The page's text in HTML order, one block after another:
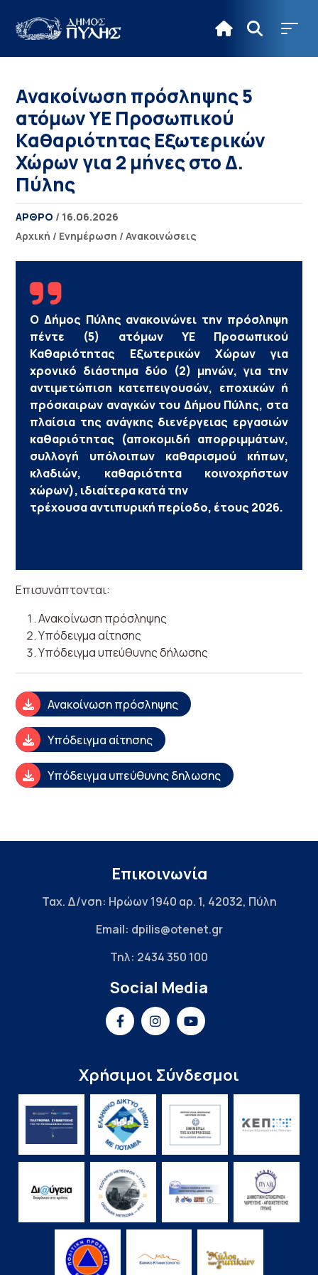
Ανακοίνωση πρόσληψης 5
ατόμων ΥΕ Προσωπικού
Καθαριότητας Εξωτερικών
Χώρων για 2 μήνες στο Δ.
Πύλης
ΑΡΘΡΟ / 16.06.2026
Αρχική / Ενημέρωση /Ανακοινώσεις
Ο Δήμος Πύλης ανακοινώνει την πρόσληψη
πέντε (5) ατόμων ΥΕ Προσωπικού
Καθαριότητας Εξωτερικών Χώρων για
χρονικό διάστημα δύο (2) μηνών, για την
αντιμετώπιση κατεπειγουσών, εποχικών ή
πρόσκαιρων αναγκών του Δήμου Πύλης, στα
πλαίσια της ανάγκης διενέργειας εργασιών
καθαριότητας (αποκομιδή απορριμμάτων,
συλλογή υπόλοιπων καθαρισμού κήπων,
κλαδιών, καθαριότητα κοινοχρήστων
χώρων), ιδιαίτερα κατά την
τρέχουσα αντιπυρική περίοδο, έτους 2026.
Επισυνάπτονται:
Ανακοίνωση πρόσληψης
Υπόδειγμα αίτησης
Υπόδειγμα υπεύθυνης δήλωσης
Ανακοίνωση πρόσληψης
Υπόδειγμα αίτησης
Υπόδειγμα υπεύθυνης δηλωσης
Επικοινωνία
Ταχ. Δ/νση: Ηρώων 1940 αρ. 1, 42032, Πύλη
Email: dpilis@otenet.gr
Τηλ: 2434 350 100
Social Media
Χρήσιμοι Σύνδεσμοι